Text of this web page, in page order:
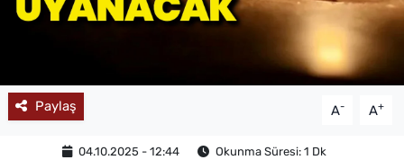
Paylaş A- A+
04.10.2025 - 12:44 Okunma Süresi: 1 Dk